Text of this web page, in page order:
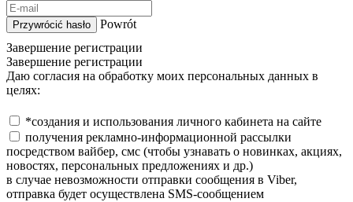
Przywrócić hasło
Powrót
Завершение регистрации
Завершение регистрации
Даю согласия на обработку моих персональных данных в
целях:
*создания и использования личного кабинета на сайте
получения рекламно-информационной рассылки
посредством вайбер, смс (чтобы узнавать о новинках, акциях,
новостях, персональных предложениях и др.)
в случае невозможности отправки сообщения в Viber,
отправка будет осуществлена SMS-сообщением